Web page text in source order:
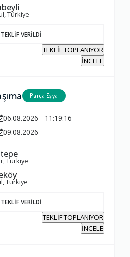
Türkiye
TEKLİF VERİLDİ
TEKLİF TOPLANIYOR
İNCELE
Parça Eşya
06.08.2026 - 11:19:16
09.08.2026
Türkiye
Türkiye
TEKLİF VERİLDİ
TEKLİF TOPLANIYOR
İNCELE